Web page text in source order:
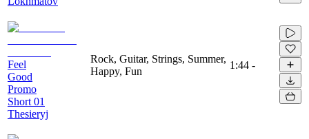
Feel
Good
Promo
Short 01
Thesieryj
Rock, Guitar, Strings, Summer,
Happy, Fun
1:44 -